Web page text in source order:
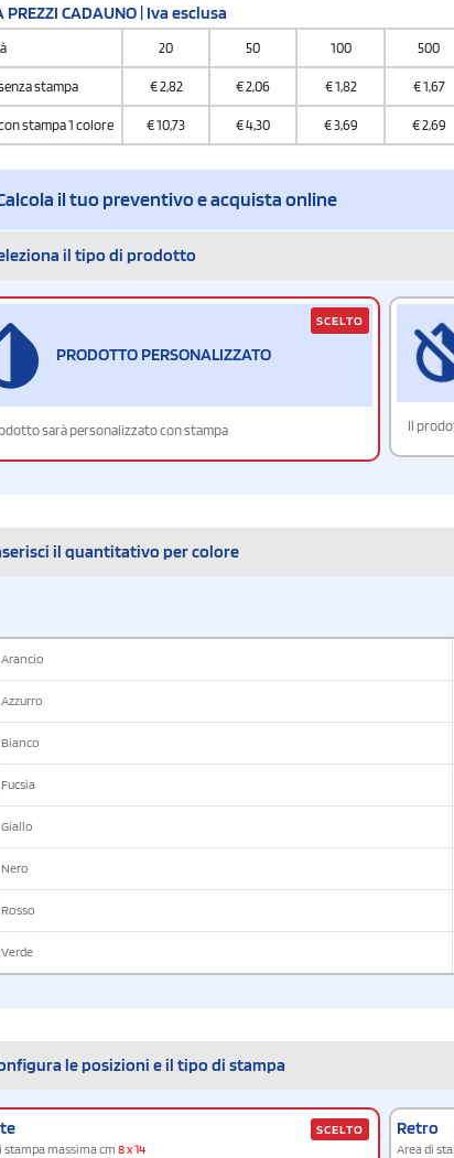
PREZZI CADAUNO | Iva esclusa
20 50 100 500
stampa €2,82 €2,06 €1,82 €1,67
stampa 1 colore €10,73 €4,30 €3,69 €2,69
il tuo preventivo e acquista online
il tipo di prodotto
PRODOTTO PERSONALIZZATO
sarà personalizzato con stampa
SCELTO
Il
il quantitativo per colore
Arancio
Azzurro
Bianco
Fucsia
Giallo
Nero
Rosso
Verde
le posizioni e il tipo di stampa
stampa massima cm 8 x 14
SCELTO Retro
Area di